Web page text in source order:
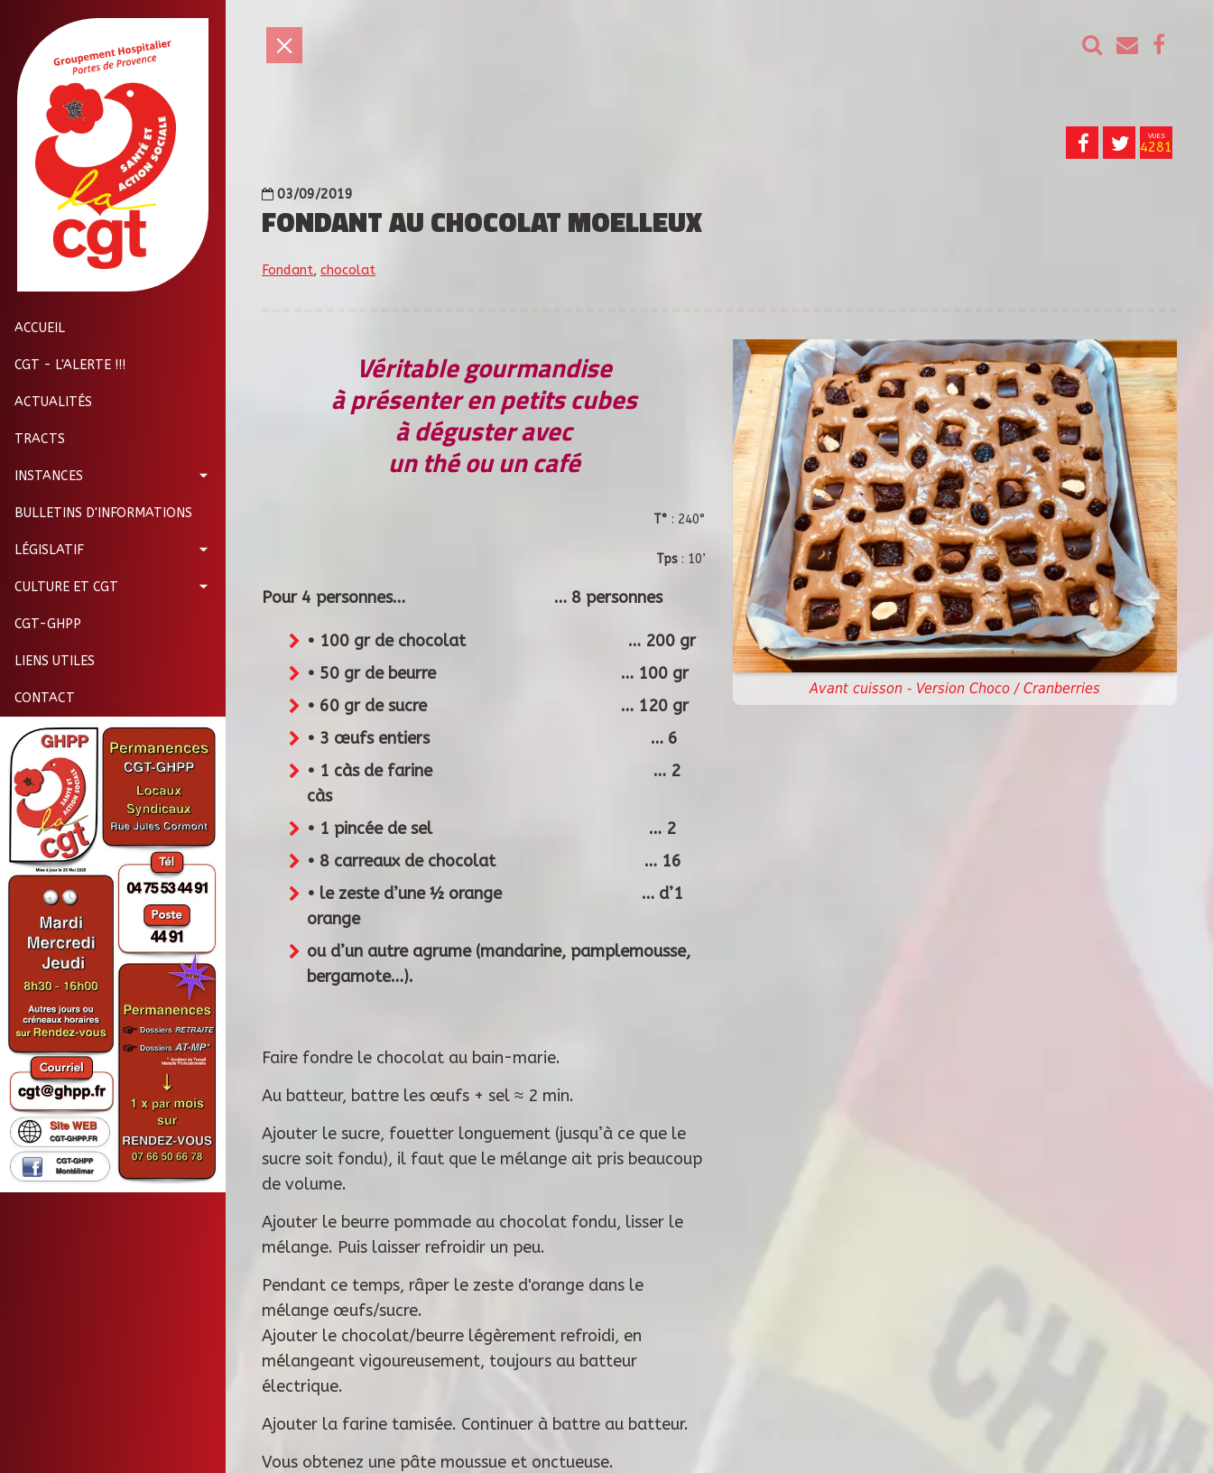
ACCUEIL
CGT - L'ALERTE !!!
ACTUALITÉS
TRACTS
INSTANCES
BULLETINS D'INFORMATIONS
LÉGISLATIF
CULTURE ET CGT
CGT-GHPP
LIENS UTILES
CONTACT
VUES
4281
03/09/2019
FONDANT AU CHOCOLAT MOELLEUX
Fondant, chocolat
Véritable gourmandise
à présenter en petits cubes
à déguster avec
un thé ou un café
T° : 240°
Tps : 10’
Pour 4 personnes… … 8 personnes
• 100 gr de chocolat … 200 gr
• 50 gr de beurre … 100 gr
• 60 gr de sucre … 120 gr
• 3 œufs entiers … 6
• 1 càs de farine … 2
càs
• 1 pincée de sel … 2
• 8 carreaux de chocolat … 16
• le zeste d’une ½ orange … d’1
orange
ou d’un autre agrume (mandarine, pamplemousse,
bergamote…).
Faire fondre le chocolat au bain-marie.
Au batteur, battre les œufs + sel ≈ 2 min.
Ajouter le sucre, fouetter longuement (jusqu’à ce que le
sucre soit fondu), il faut que le mélange ait pris beaucoup
de volume.
Ajouter le beurre pommade au chocolat fondu, lisser le
mélange. Puis laisser refroidir un peu.
Pendant ce temps, râper le zeste d'orange dans le
mélange œufs/sucre.
Ajouter le chocolat/beurre légèrement refroidi, en
mélangeant vigoureusement, toujours au batteur
électrique.
Ajouter la farine tamisée. Continuer à battre au batteur.
Vous obtenez une pâte moussue et onctueuse.
Avant cuisson - Version Choco / Cranberries